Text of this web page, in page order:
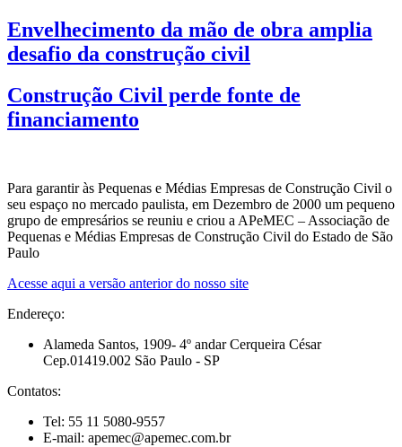
Envelhecimento da mão de obra amplia
desafio da construção civil
Construção Civil perde fonte de
financiamento
Para garantir às Pequenas e Médias Empresas de Construção Civil o
seu espaço no mercado paulista, em Dezembro de 2000 um pequeno
grupo de empresários se reuniu e criou a APeMEC – Associação de
Pequenas e Médias Empresas de Construção Civil do Estado de São
Paulo
Acesse aqui a versão anterior do nosso site
Endereço:
Alameda Santos, 1909- 4º andar Cerqueira César
Cep.01419.002 São Paulo - SP
Contatos:
Tel: 55 11 5080-9557
E-mail: apemec@apemec.com.br